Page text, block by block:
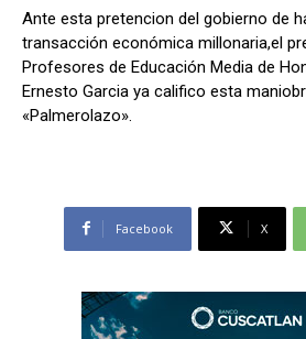
Ante esta pretencion del gobierno de
transacción económica millonaria,el
Profesores de Educación Media de
Ernesto Garcia ya califico esta
«Palmerolazo».
Facebook X